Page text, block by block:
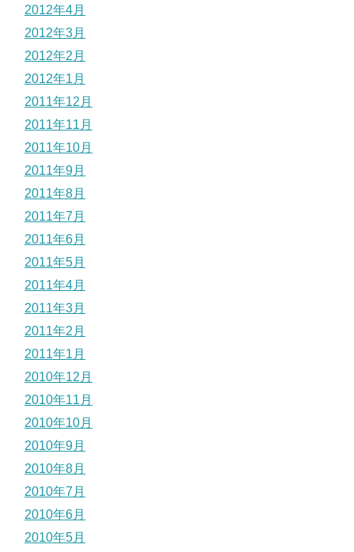
2012年4月
2012年3月
2012年2月
2012年1月
2011年12月
2011年11月
2011年10月
2011年9月
2011年8月
2011年7月
2011年6月
2011年5月
2011年4月
2011年3月
2011年2月
2011年1月
2010年12月
2010年11月
2010年10月
2010年9月
2010年8月
2010年7月
2010年6月
2010年5月